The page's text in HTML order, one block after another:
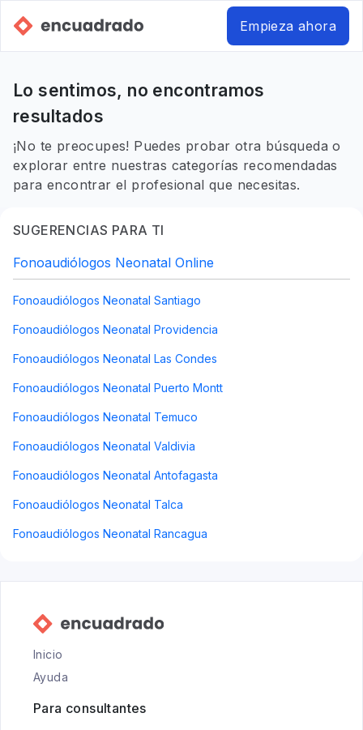
Empieza ahora
Lo sentimos, no encontramos
resultados
¡No te preocupes! Puedes probar otra búsqueda o
explorar entre nuestras categorías recomendadas
para encontrar el profesional que necesitas.
SUGERENCIAS PARA TI
Fonoaudiólogos Neonatal Online
Fonoaudiólogos Neonatal Santiago
Fonoaudiólogos Neonatal Providencia
Fonoaudiólogos Neonatal Las Condes
Fonoaudiólogos Neonatal Puerto Montt
Fonoaudiólogos Neonatal Temuco
Fonoaudiólogos Neonatal Valdivia
Fonoaudiólogos Neonatal Antofagasta
Fonoaudiólogos Neonatal Talca
Fonoaudiólogos Neonatal Rancagua
Inicio
Ayuda
Para consultantes